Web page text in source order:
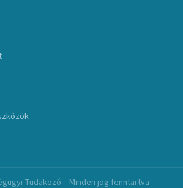
Tudakozó – Minden jog fenntartva